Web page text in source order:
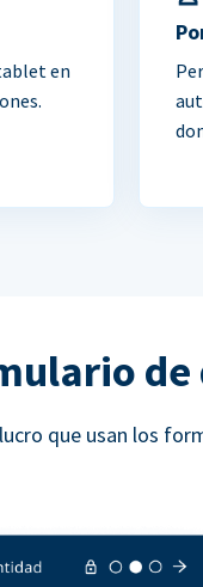
en
que usan los